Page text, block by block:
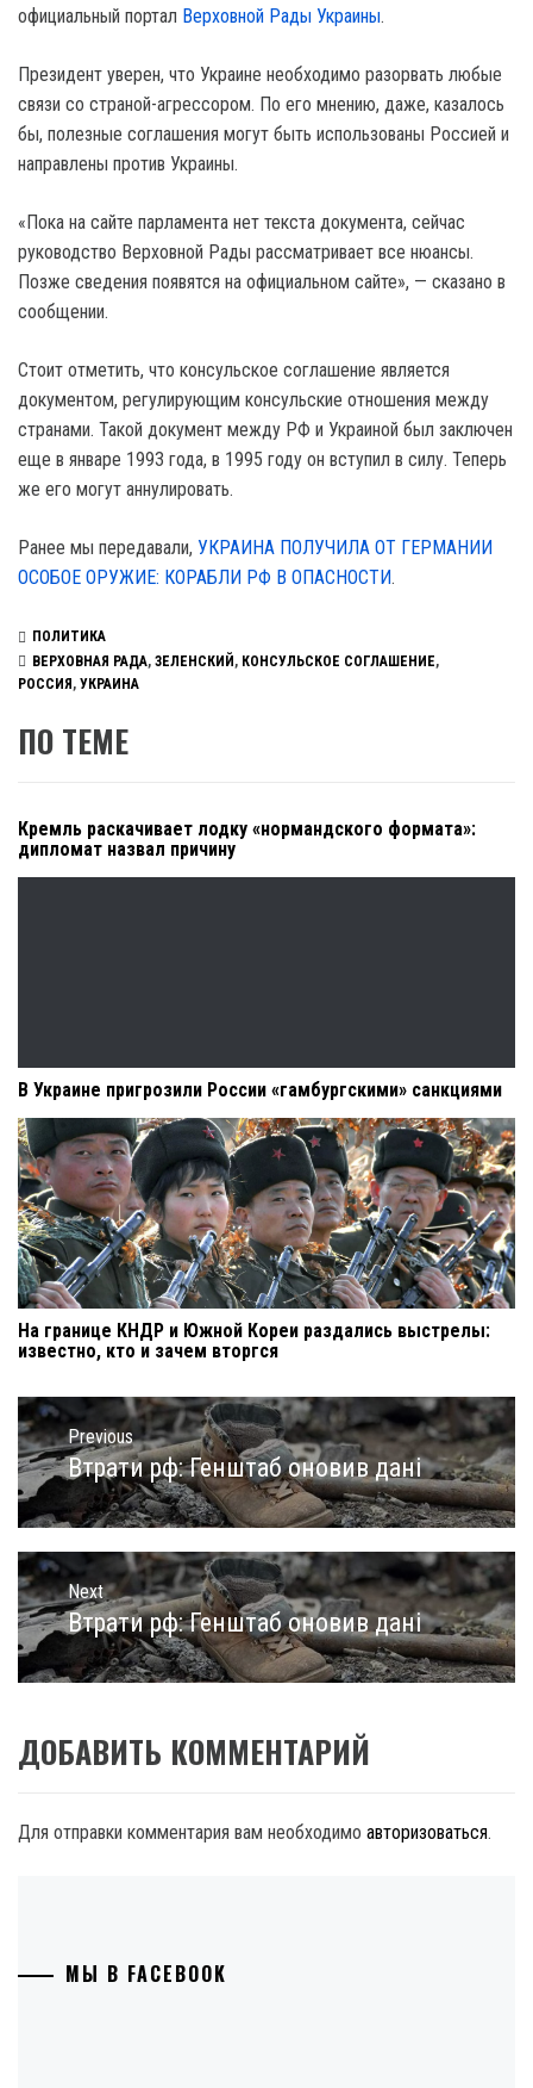
официальный портал Верховной Рады Украины.
Президент уверен, что Украине необходимо разорвать любые
связи со страной-агрессором. По его мнению, даже, казалось
бы, полезные соглашения могут быть использованы Россией и
направлены против Украины.
«Пока на сайте парламента нет текста документа, сейчас
руководство Верховной Рады рассматривает все нюансы.
Позже сведения появятся на официальном сайте», — сказано в
сообщении.
Стоит отметить, что консульское соглашение является
документом, регулирующим консульские отношения между
странами. Такой документ между РФ и Украиной был заключен
еще в январе 1993 года, в 1995 году он вступил в силу. Теперь
же его могут аннулировать.
Ранее мы передавали, УКРАИНА ПОЛУЧИЛА ОТ ГЕРМАНИИ
ОСОБОЕ ОРУЖИЕ: КОРАБЛИ РФ В ОПАСНОСТИ.
ПОЛИТИКА
ВЕРХОВНАЯ РАДА, ЗЕЛЕНСКИЙ , КОНСУЛЬСКОЕ СОГЛАШЕНИЕ,
РОССИЯ , УКРАИНА
ПО ТЕМЕ
Кремль раскачивает лодку «нормандского формата»:
дипломат назвал причину
В Украине пригрозили России «гамбургскими» санкциями
На границе КНДР и Южной Кореи раздались выстрелы:
известно, кто и зачем вторгся
Навигация
по
записям
Previous
Previous
post:
Втрати рф: Генштаб оновив дані
Next
Next
post:
Втрати рф: Генштаб оновив дані
ДОБАВИТЬ КОММЕНТАРИЙ
Для отправки комментария вам необходимо авторизоваться.
МЫ В FACEBOOK